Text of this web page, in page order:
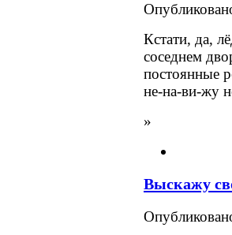
Кстати, да,
соседнем
постоянные
не-на-ви-жу
»
Выскажу